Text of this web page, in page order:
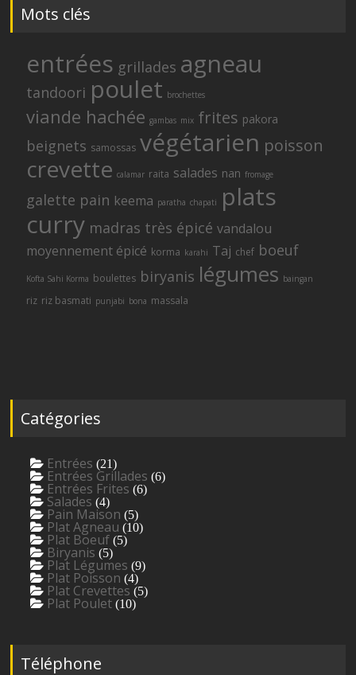
Mots clés
entrées grillades agneau
tandoori poulet brochettes
viande hachée gambas mix frites pakora
beignets samossas végétarien poisson
crevette calamar raita salades nan fromage
galette pain keema paratha chapati
plats
curry madras très épicé vandalou
moyennement épicé korma karahi Taj chef boeuf
Kofta Sahi Korma boulettes biryanis légumes baingan
riz riz basmati punjabi bona massala
Catégories
Entrées (21)
Entrées Grillades (6)
Entrées Frites (6)
Salades (4)
Pain Maison (5)
Plat Agneau (10)
Plat Boeuf (5)
Biryanis (5)
Plat Légumes (9)
Plat Poisson (4)
Plat Crevettes (5)
Plat Poulet (10)
Téléphone